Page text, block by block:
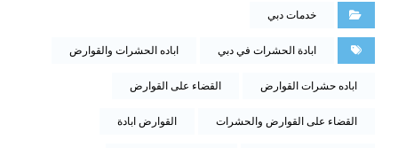
خدمات دبي
ابادة الحشرات في دبي اباده الحشرات والقوارض
اباده حشرات القوارض القضاء على القوارض
القضاء على القوارض والحشرات القوارض ابادة